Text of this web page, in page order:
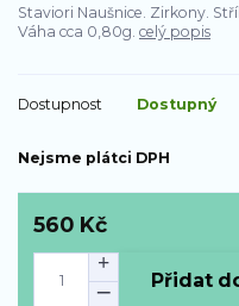
Staviori Naušnice. Zirkony.
Váha cca 0,80g. celý popis
Dostupnost Dostupný
Nejsme plátci DPH
560 Kč
Přidat